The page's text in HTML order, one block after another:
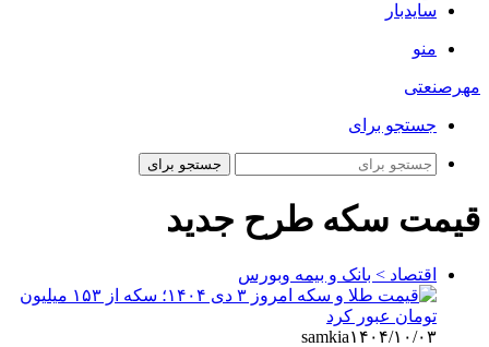
سایدبار
منو
مهرصنعتی
جستجو برای
جستجو برای
قیمت سکه طرح جدید
اقتصاد > بانک و بیمه وبورس
samkia۱۴۰۴/۱۰/۰۳